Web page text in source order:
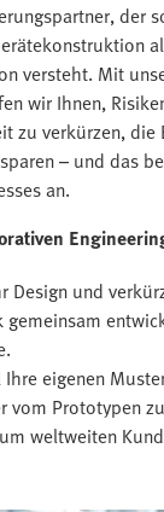
der
versteht. Mit
wir Ihnen,
zu verkürzen, die
– und das
an.
Design und
gemeinsam
eigenen
vom Prototypen
weltweiten